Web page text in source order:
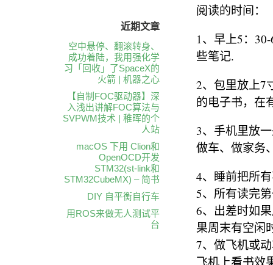
阅读的时间：
1、早上5：
些笔记.
2、包里放上7
的电子书，在
3、手机里放
做车、做家务
4、睡前把所
5、所有读完
6、出差时如
果周末有空闲
7、做飞机或
飞机上看书效
近期文章
空中悬停、翻滚转身、
成功着陆，我用强化学
习「回收」了SpaceX的
火箭 | 机器之心
【自制FOC驱动器】深
入浅出讲解FOC算法与
SVPWM技术 | 稚晖的个
人站
macOS 下用 Clion和
OpenOCD开发
STM32(st-link和
STM32CubeMX) – 简书
DIY 自平衡自行车
用ROS来做无人测试平
台